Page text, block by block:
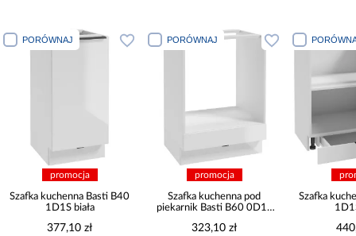
PORÓWNAJ
promocja
Szafka kuchenna Basti B40
1D1S biała
377,10 zł
PORÓWNAJ
promocja
Szafka kuchenna pod
piekarnik Basti B60 0D1S
323,10 zł
Szafka